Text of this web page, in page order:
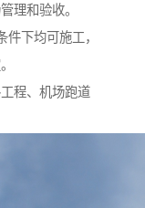
理和验收。
下均可施工，
程、机场跑道